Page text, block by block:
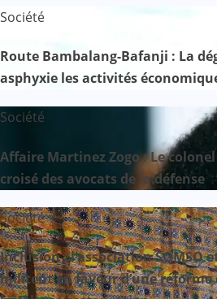
Société
Route Bambalang-Bafanji : La
asphyxie les activités
Société
Affaire Martinez Zogo : Le
croisé des avocats de la défense
Société
Inclusion : l’association SOMSO
militent en faveur d’une